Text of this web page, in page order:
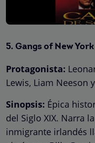
5. Gangs of New York
Protagonista:
Lewis, Liam Neeson
Sinopsis: Épica
del Siglo XIX. Narra
inmigrante irlandés